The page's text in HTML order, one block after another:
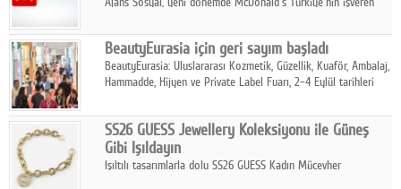
BeautyEurasia için geri sayım başladı
BeautyEurasia: Uluslararası Kozmetik, Güzellik, Kuaför, Ambalaj,
Hammadde, Hijyen ve Private Label Fuarı, 2–4 Eylül tarihleri
SS26 GUESS Jewellery Koleksiyonu ile Güneş
Gibi Işıldayın
Işıltılı tasarımlarla dolu SS26 GUESS Kadın Mücevher